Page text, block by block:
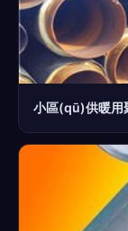
小區(qū)供暖用